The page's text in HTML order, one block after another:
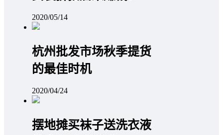
2020/05/14
杭州批发市场秋季提货
的最佳时机
2020/04/24
摆地摊买袜子送洗衣液